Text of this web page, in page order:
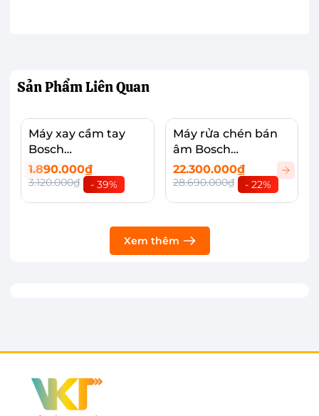
dùng có thể dễ dàng di chuyển máy đến nhiều
không gian bếp.
Sản PhẩmLiên Quan
Máy xay cầm tay
Bosch
HMH.MSM2650B
1.890.000₫
3.120.000₫ - 39%
Máy rửa chén bán
âm Bosch
SMI4ECS14E
22.300.000₫
28.690.000₫ - 22%
Xem thêm